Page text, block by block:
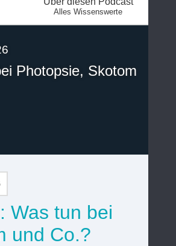
Alles Wissenswerte
Photopsie, Skotom
Was tun bei
und Co.?